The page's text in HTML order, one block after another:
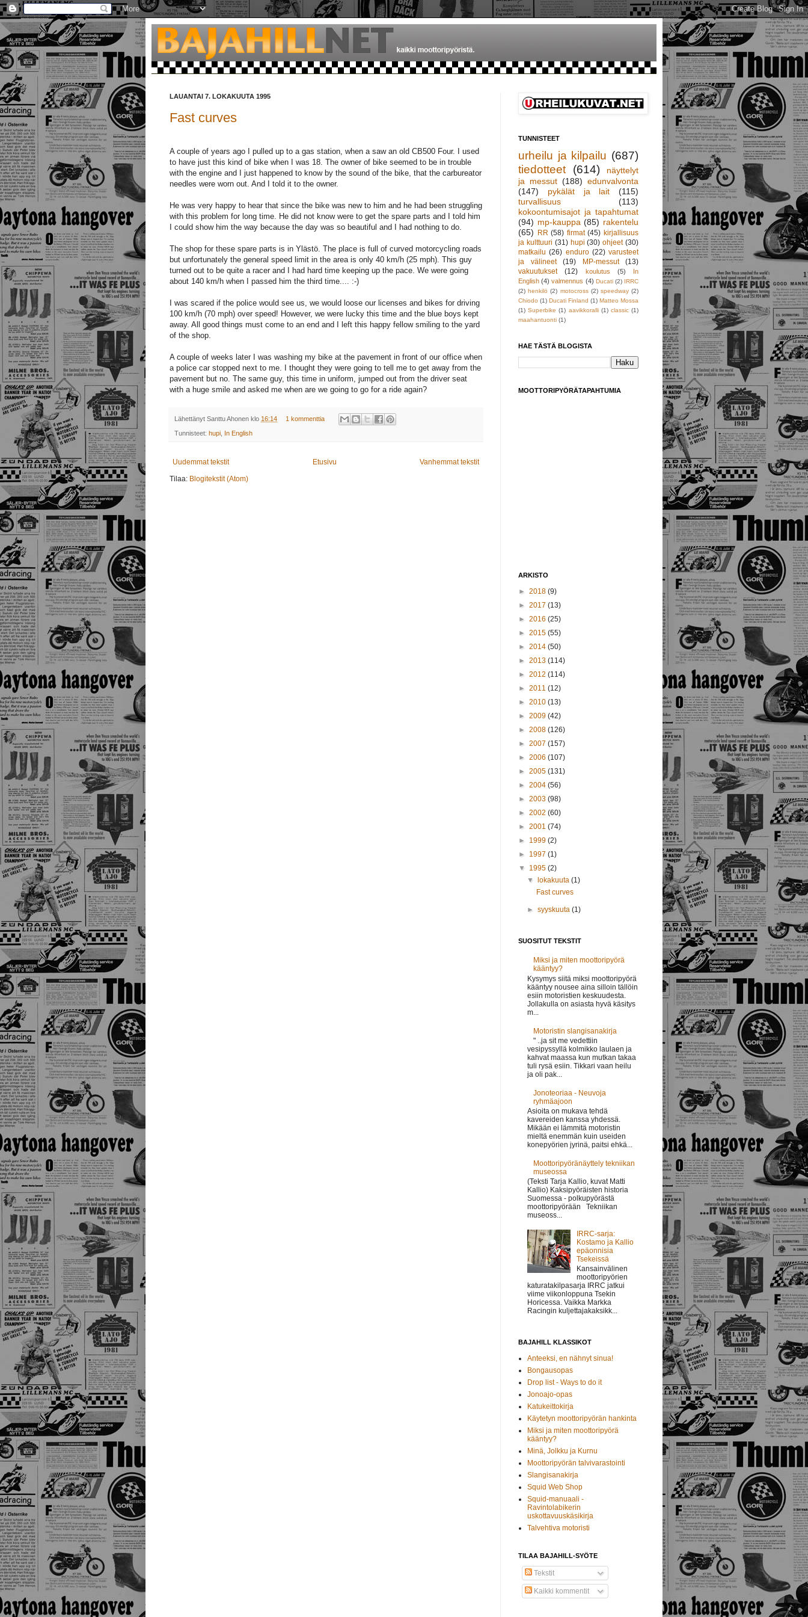
LAUANTAI 7. LOKAKUUTA 1995
Fast curves
A couple of years ago I pulled up to a gas station, when a saw an old CB500 Four. I used
to have just this kind of bike when I was 18. The owner of bike seemed to be in trouble
with the engine and I just happened to know by the sound of the bike, that the carbureator
needles were worn out. And I told it to the owner.
He was very happy to hear that since the bike was new to him and he had been struggling
with this problem for long time. He did not know were to get the spare parts and I told him
I could show him the way because the day was so beautiful and I had nothing to do.
The shop for these spare parts is in Ylästö. The place is full of curved motorcycling roads
but unfortunately the general speed limit in the area is only 40 km/h (25 mph). This guy
turned out to be quite a racer and I had hard time keeping up the pace. We were going
about 140 km/h when I passed him the third time.... :-)
I was scared if the police would see us, we would loose our licenses and bikes for driving
100 km/h (70 mph) over speed! However, we were lucky this time and the blue boys kept
away. All good things must come to an end and I left this happy fellow smiling to the yard
of the shop.
A couple of weeks later I was washing my bike at the pavement in front of our office when
a police car stopped next to me. I thought they were going to tell me to get away from the
pavement but no. The same guy, this time in uniform, jumped out from the driver seat
with a huge smile and asked me when are we going to go for a ride again?
Lähettänyt Santtu Ahonen klo 16:14 1 kommenttia
Tunnisteet: hupi In English
Uudemmat tekstit Vanhemmat tekstit
Etusivu
Tilaa: Blogitekstit (Atom)
TUNNISTEET
urheilu ja kilpailu (687)
tiedotteet
(614)
näyttelyt
ja messut (188) edunvalvonta
(147)
pykälät ja lait
(115)
turvallisuus
(113)
kokoontumisajot ja tapahtumat
(94) mp-kauppa (85) rakentelu
(65)
RR (58) firmat (45) kirjallisuus
ja kulttuuri (31) hupi (30) ohjeet (30)
matkailu (26) enduro (22) varusteet
ja välineet
(19) MP-messut
(13)
vakuutukset
(12) koulutus (5)
In
English (4) valmennus (4) Ducati (2) IRRC
(2) henkilö (2) motocross (2) speedway (2)
Chiodo (1) Ducati Finland (1) Matteo Mossa
(1) Superbike (1) aavikkoralli (1) classic (1)
maahantuonti (1)
HAE TÄSTÄ BLOGISTA
MOOTTORIPYÖRÄTAPAHTUMIA
ARKISTO
► 2018 (9)
► 2017 (13)
► 2016 (25)
► 2015 (55)
► 2014 (50)
► 2013 (114)
► 2012 (114)
► 2011 (12)
► 2010 (13)
► 2009 (42)
► 2008 (126)
► 2007 (157)
► 2006 (107)
► 2005 (131)
► 2004 (56)
► 2003 (98)
► 2002 (60)
► 2001 (74)
► 1999 (2)
► 1997 (1)
▼ 1995 (2)
▼
lokakuuta(1)
Fast curves
►syyskuuta(1)
SUOSITUT TEKSTIT
Miksi ja miten moottoripyörä
kääntyy?
Kysymys siitä miksi moottoripyörä
kääntyy nousee aina silloin tällöin
esiin motoristien keskuudesta.
Jollakulla on asiasta hyvä käsitys
m...
Motoristin slangisanakirja
" ..ja sit me vedettiin
vesipyssyllä kolmikko laulaen ja
kahvat maassa kun mutkan takaa
tuli rysä esiin. Tikkari vaan heilu
ja oli pak...
Jonoteoriaa - Neuvoja
ryhmäajoon
Asioita on mukava tehdä
kavereiden kanssa yhdessä.
Mikään ei lämmitä motoristin
mieltä enemmän kuin useiden
konepyörien jyrinä, paitsi ehkä...
Moottoripyöränäyttely tekniikan
museossa
(Teksti Tarja Kallio, kuvat Matti
Kallio) Kaksipyöräisten historia
Suomessa - polkupyörästä
moottoripyörään Tekniikan
museoss...
IRRC-sarja:
Kostamo ja Kallio
epäonnisia
Tsekeissä
Kansainvälinen
moottoripyörien
katuratakilpasarja IRRC jatkui
viime viikonloppuna Tsekin
Horicessa. Vaikka Markka
Racingin kuljettajakaksikk...
BAJAHILL KLASSIKOT
Anteeksi, en nähnyt sinua!
Bongausopas
Drop list - Ways to do it
Jonoajo-opas
Katukeittokirja
Käytetyn moottoripyörän hankinta
Miksi ja miten moottoripyörä
kääntyy?
Minä, Jolkku ja Kurnu
Moottoripyörän talvivarastointi
Slangisanakirja
Squid Web Shop
Squid-manuaali -
Ravintolabikerin
uskottavuuskäsikirja
Talvehtiva motoristi
TILAA BAJAHILL-SYÖTE
Tekstit
Kaikki kommentit